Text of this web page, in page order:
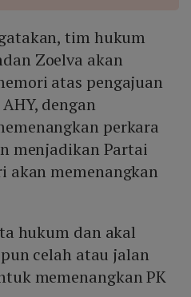
tim hukum
Zoelva akan
atas pengajuan
dengan
perkara
menjadikan Partai
akan memenangkan
hukum dan akal
celah atau jalan
memenangkan PK